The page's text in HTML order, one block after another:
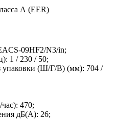
А (EER)
09HF2/N3/in;
1 / 230 / 50;
упаковки (Ш/Г/В) (мм): 704 /
470;
дБ(А): 26;